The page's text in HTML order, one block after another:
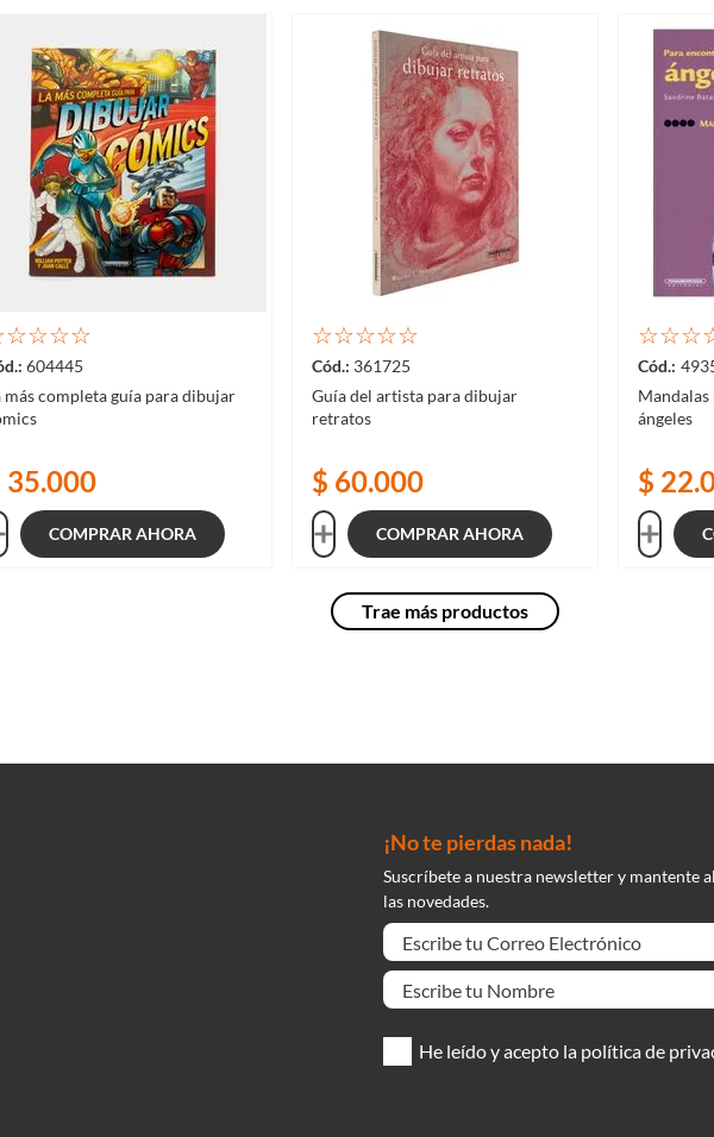
☆☆☆☆
604445
más completa guía para dibujar
35.000
COMPRAR AHORA
☆☆☆☆☆
361725
Guía del artista para dibujar
retratos
$ 60.000
COMPRAR AHORA
☆☆☆
ángeles
$ 22.
¡No te pierdas nada!
Suscríbete a nuestra newsletter y mantente
las novedades.
He leído y acepto la política de